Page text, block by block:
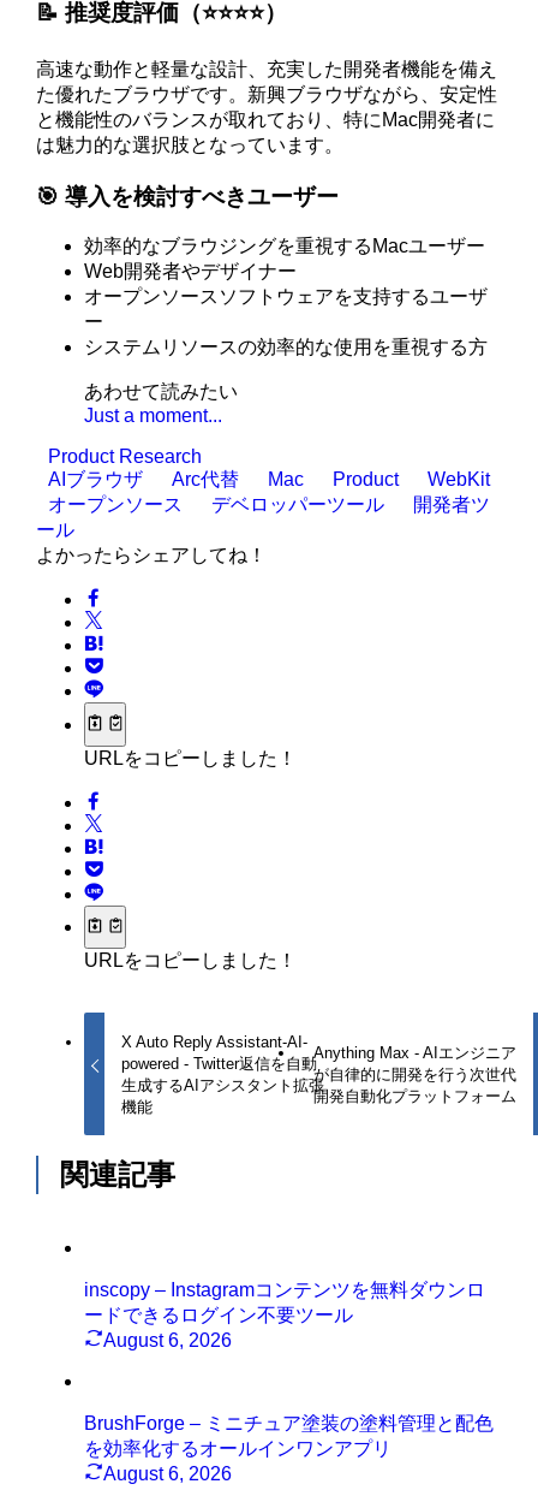
📝 推奨度評価（⭐️⭐️⭐️⭐️）
高速な動作と軽量な設計、充実した開発者機能を備え
た優れたブラウザです。新興ブラウザながら、安定性
と機能性のバランスが取れており、特にMac開発者に
は魅力的な選択肢となっています。
🎯 導入を検討すべきユーザー
効率的なブラウジングを重視するMacユーザー
Web開発者やデザイナー
オープンソースソフトウェアを支持するユーザ
ー
システムリソースの効率的な使用を重視する方
あわせて読みたい
Just a moment...
Product Research
AIブラウザ
Arc代替 Mac Product
WebKit
オープンソース
デベロッパーツール
開発者ツ
ール
よかったらシェアしてね！
URLをコピーしました！
URLをコピーしました！
X Auto Reply Assistant-AI-
powered - Twitter返信を自動
生成するAIアシスタント拡張
機能
Anything Max - AIエンジニア
が自律的に開発を行う次世代
開発自動化プラットフォーム
関連記事
inscopy – Instagramコンテンツを無料ダウンロ
ードできるログイン不要ツール
August 6, 2026
BrushForge – ミニチュア塗装の塗料管理と配色
を効率化するオールインワンアプリ
August 6, 2026